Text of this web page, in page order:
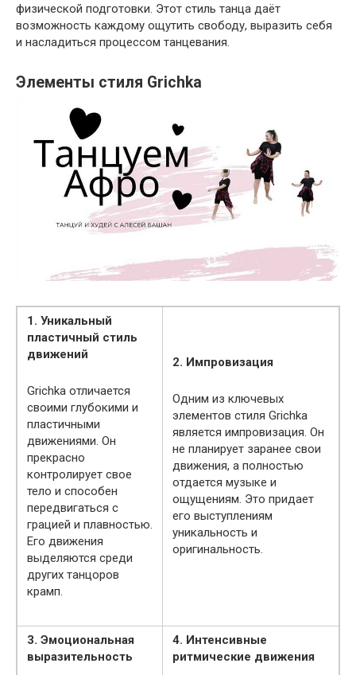
физической подготовки. Этот стиль танца даёт
возможность каждому ощутить свободу, выразить себя
и насладиться процессом танцевания.
Элементы стиля Grichka
1. Уникальный
пластичный стиль
движений
Grichka отличается
своими глубокими и
пластичными
движениями. Он
прекрасно
контролирует свое
тело и способен
передвигаться с
грацией и плавностью.
Его движения
выделяются среди
других танцоров
крамп.
2. Импровизация
Одним из ключевых
элементов стиля Grichka
является импровизация. Он
не планирует заранее свои
движения, а полностью
отдается музыке и
ощущениям. Это придает
его выступлениям
уникальность и
оригинальность.
3. Эмоциональная
выразительность
4. Интенсивные
ритмические движения